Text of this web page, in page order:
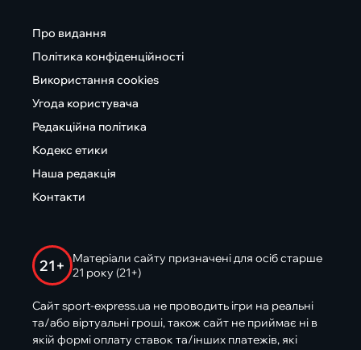
Про видання
Політика конфіденційності
Використання cookies
Угода користувача
Редакційна політика
Кодекс етики
Наша редакція
Контакти
21+
Матеріали сайту призначені для осіб старше
21 року (21+)
Сайт sport-express.ua не проводить ігри на реальні
та/або віртуальні гроші, також сайт не приймає ні в
якій формі оплату ставок та/інших платежів, які